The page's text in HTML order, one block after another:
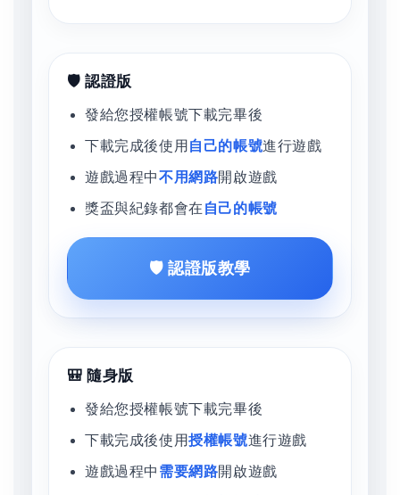
🛡️ 認證版
發給您授權帳號下載完畢後
下載完成後使用 自己的帳號進行遊戲
遊戲過程中不用網路開啟遊戲
獎盃與紀錄都會在 自己的帳號
🛡️ 認證版教學
🎒 隨身版
發給您授權帳號下載完畢後
下載完成後使用授權帳號進行遊戲
遊戲過程中 需要網路開啟遊戲